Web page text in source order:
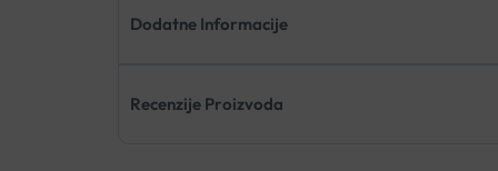
Dodatne Informacije
Recenzije Proizvoda